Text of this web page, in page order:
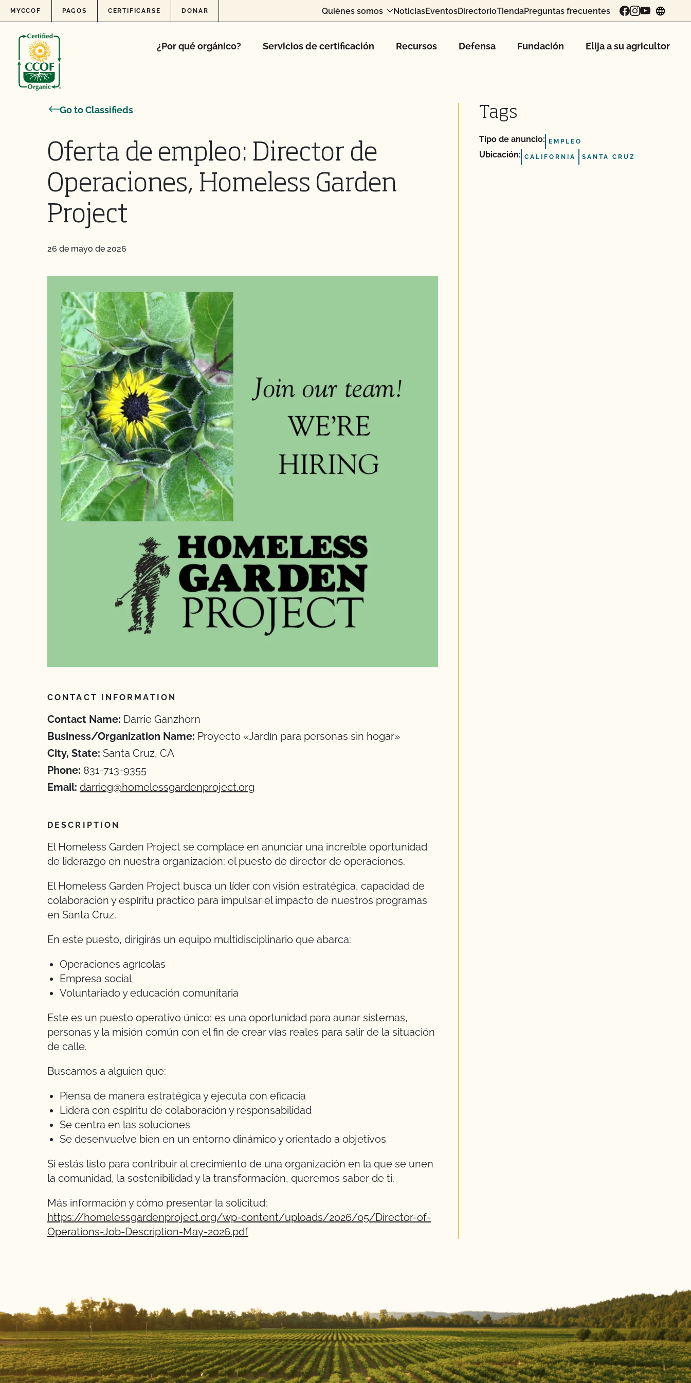
Skip to content
MYCCOF PAGOS CERTIFICARSE DONAR Quiénes somos NoticiasEventosDirectorioTiendaPreguntas frecuentes
¿Por qué orgánico? Servicios de certificación Recursos Defensa Fundación Elija a su agricultor
Go to Classifieds
Oferta de empleo: Director de
Operaciones, Homeless Garden
Project
26 de mayo de 2026
CONTACT INFORMATION
Contact Name: Darrie Ganzhorn
Business/Organization Name: Proyecto «Jardín para personas sin hogar»
City, State: Santa Cruz, CA
Phone: 831-713-9355
Email: darrieg@homelessgardenproject.org
DESCRIPTION
El Homeless Garden Project se complace en anunciar una increíble oportunidad
de liderazgo en nuestra organización: el puesto de director de operaciones.
El Homeless Garden Project busca un líder con visión estratégica, capacidad de
colaboración y espíritu práctico para impulsar el impacto de nuestros programas
en Santa Cruz.
En este puesto, dirigirás un equipo multidisciplinario que abarca:
Operaciones agrícolas
Empresa social
Voluntariado y educación comunitaria
Este es un puesto operativo único: es una oportunidad para aunar sistemas,
personas y la misión común con el fin de crear vías reales para salir de la situación
de calle.
Buscamos a alguien que:
Piensa de manera estratégica y ejecuta con eficacia
Lidera con espíritu de colaboración y responsabilidad
Se centra en las soluciones
Se desenvuelve bien en un entorno dinámico y orientado a objetivos
Si estás listo para contribuir al crecimiento de una organización en la que se unen
la comunidad, la sostenibilidad y la transformación, queremos saber de ti.
Más información y cómo presentar la solicitud:
https://homelessgardenproject.org/wp-content/uploads/2026/05/Director-of-
Operations-Job-Description-May-2026.pdf
Tags
Tipo de anuncio: EMPLEO
Ubicación: CALIFORNIA SANTA CRUZ